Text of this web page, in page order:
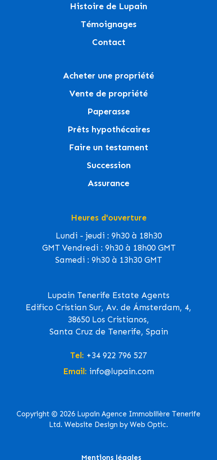
Histoire de Lupain
Témoignages
Contact
Acheter une propriété
Vente de propriété
Paperasse
Prêts hypothécaires
Faire un testament
Succession
Assurance
Heures d'ouverture
Lundi - jeudi : 9h30 à 18h30
GMT Vendredi : 9h30 à 18h00 GMT
Samedi : 9h30 à 13h30 GMT
Lupain Tenerife Estate Agents
Edifico Cristian Sur, Av. de Ámsterdam, 4,
38650 Los Cristianos,
Santa Cruz de Tenerife, Spain
Tel: +34 922 796 527
Email: info@lupain.com
Copyright © 2026 Lupain Agence Immobilière Tenerife
Ltd. Website Design by Web Optic.
Mentions légales